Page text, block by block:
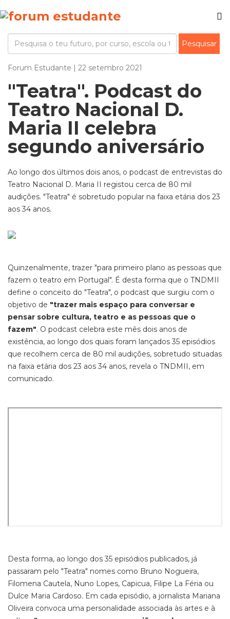
Forum Estudante | 22 setembro 2021
"Teatra". Podcast do
Teatro Nacional D.
Maria II celebra
segundo aniversário
Ao longo dos últimos dois anos, o podcast de entrevistas do
Teatro Nacional D. Maria II registou cerca de 80 mil
audições. "Teatra" é sobretudo popular na faixa etária dos 23
aos 34 anos.
Quinzenalmente, trazer "para primeiro plano as pessoas que
fazem o teatro em Portugal". É desta forma que o TNDMII
define o conceito do "Teatra", o podcast que surgiu com o
objetivo de "trazer mais espaço para conversar e
pensar sobre cultura, teatro e as pessoas que o
fazem". O podcast celebra este mês dois anos de
existência, ao longo dos quais foram lançados 35 episódios
que recolhem cerca de 80 mil audições, sobretudo situadas
na faixa etária dos 23 aos 34 anos, revela o TNDMII, em
comunicado.
Desta forma, ao longo dos 35 episódios publicados, já
passaram pelo "Teatra" nomes como Bruno Nogueira,
Filomena Cautela, Nuno Lopes, Capicua, Filipe La Féria ou
Dulce Maria Cardoso. Em cada episódio, a jornalista Mariana
Oliveira convoca uma personalidade associada às artes e à